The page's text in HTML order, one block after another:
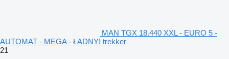
MAN TGX 18.440 XXL - EURO 5 -
AUTOMAT - MEGA - ŁADNY! trekker
21